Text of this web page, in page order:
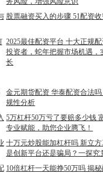
股票融资买入的步骤 51配资
2025最佳配资平台 十大正规
投资者，蛇年把握市场机遇，
长
金元期货配资 华泰配资合法
规性分析
5万杠杆50万亏了要赔多少钱
专业赋能，助您企业腾飞！
十万元炒股能加杠杆吗 新立
是创新平台还是骗局？一探究
10倍杠杆一天能挣50万吗 揭